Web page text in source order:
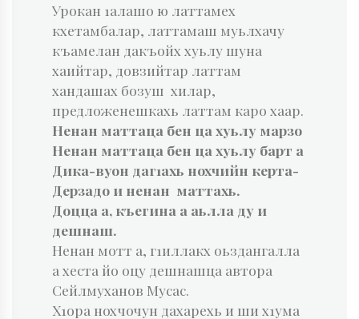
Урокан 1алашо ю латтамех
кхетамбалар, латтамаш муьлхачу
къамелан дакъойх хуьлу шуна
хаийтар, довзийтар латтам
хандашах бозуш хилар,
предложенешкахь латтам каро хаар.
Ненан маттаца бен ца хуьлу марзо
Ненан маттаца бен ца хуьлу барт а
Дика-вуон даг1ахь нохчийн керта-
Дерзадо и ненан маттахь.
Доцца а, къегина а аьлла ду и
дешнаш.
Ненан мотт а, г1иллакх оьздангалла
а хеста йо оцу дешнашца автора
Сейлмуханов Мусас.
Х1ора нохчочун дахарехь и ши х1ума